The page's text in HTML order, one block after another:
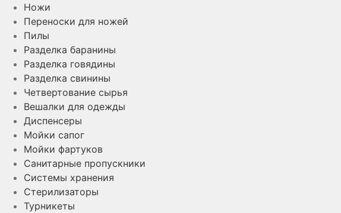
Ножи
Переноски для ножей
Пилы
Разделка баранины
Разделка говядины
Разделка свинины
Четвертование сырья
Вешалки для одежды
Диспенсеры
Мойки сапог
Мойки фартуков
Санитарные пропускники
Системы хранения
Стерилизаторы
Турникеты